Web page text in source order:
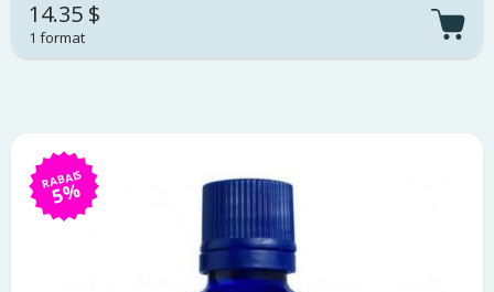
14.35 $
1 format
RABAIS
5%